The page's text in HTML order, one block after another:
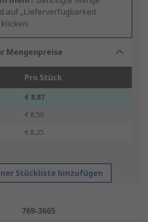
auf „Lieferverfügbarkeit
Mengenpreise
Pro Stück
€ 8,87
€ 8,50
€ 8,25
Stückliste hinzufügen
769-3665